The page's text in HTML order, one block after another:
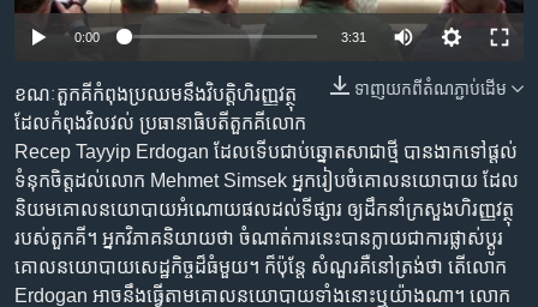
និង​
កាន់​
ទំព័រ​
ស្វែង​
រក
បណ្តាញ​សង្គម
ភាសា
0:00 3:31
ទាញ​យក​ពី​តំណភ្ជាប់​ដើម
ខណៈ​តួកគី​កំពុង​ប្រឈម​នឹង​វិបត្តិ​ហិរញ្ញវត្ថុ​
ដែល​កំពុង​វិលវល់ ប្រធានាធិបតី​តួកគី​លោក
Recep Tayyip Erdogan ដែល​ទើប​​ជាប់​ឆ្នោត​សាជាថ្មី បាន​ងាក​ទៅ​ផ្តល់​
ទំនុក​ចិត្ត​ដល់​លោក Mehmet Simsek ​អ្នក​រៀបចំ​គោលនយោបាយ​ ដែល​
និយម​គោលនយោបាយ​អំណោយផល​ដល់​ទីផ្សារ​ ឲ្យ​ដឹកនាំ​ក្រសួង​ហិរញ្ញវត្ថុ​
របស់​តួកគី។ អ្នក​វិភាគ​និយាយ​ថា ចំណាត់ការ​នេះ​​បាន​ក្លាយ​ជា​ការ​ផ្លាស់ប្តូរ​
គោលនយោបាយ​សេដ្ឋកិច្ច​ដ៏​ធំ​មួយ។ ក៏ប៉ុន្តែ​ សំណួរ​គឺ​នៅ​ត្រង់​ថា ​តើ​លោក
Erdogan អាច​នឹង​ធ្វើ​តាម​គោលនយោបាយ​ទាំង​នោះ​ឬ​យ៉ាង​ណា។ លោក